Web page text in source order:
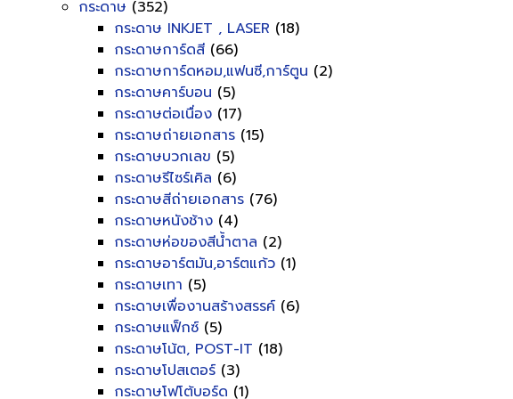
กระดาษ (352)
กระดาษ INKJET , LASER (18)
กระดาษการ์ดสี (66)
กระดาษการ์ดหอม,แฟนซี,การ์ตูน (2)
กระดาษคาร์บอน (5)
กระดาษต่อเนื่อง (17)
กระดาษถ่ายเอกสาร (15)
กระดาษบวกเลข (5)
กระดาษรีไซร์เคิล (6)
กระดาษสีถ่ายเอกสาร (76)
กระดาษหนังช้าง (4)
กระดาษห่อของสีน้ำตาล (2)
กระดาษอาร์ตมัน,อาร์ตแก้ว (1)
กระดาษเทา (5)
กระดาษเพื่องานสร้างสรรค์ (6)
กระดาษแฟ็กซ์ (5)
กระดาษโน้ต, POST-IT (18)
กระดาษโปสเตอร์ (3)
กระดาษโฟโต้บอร์ด (1)